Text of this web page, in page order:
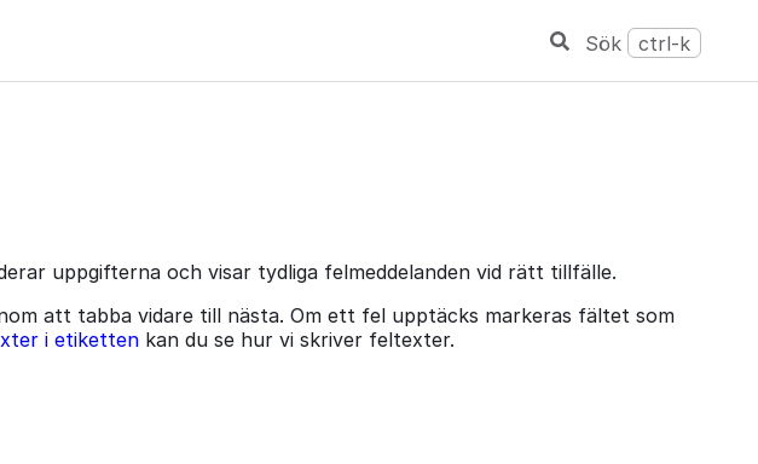
Sök ctrl-k
uppgifterna och visar tydliga felmeddelanden vid rätt tillfälle.
att tabba vidare till nästa. Om ett fel upptäcks markeras fältet som
i etiketten kan du se hur vi skriver feltexter.